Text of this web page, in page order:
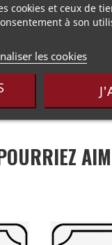
cookies et ceux de
à son
les cookies